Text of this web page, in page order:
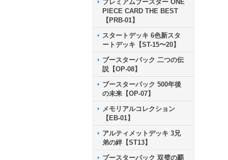
プレミアムブースター ONE
PIECE CARD THE BEST
【PRB-01】
スタートデッキ 6色新スタ
ートデッキ【ST-15〜20】
ブースターパック 二つの伝
説【OP-08】
ブースターパック 500年後
の未来【OP-07】
メモリアルコレクション
【EB-01】
アルティメットデッキ 3兄
弟の絆【ST13】
ブースターパック 双璧の覇